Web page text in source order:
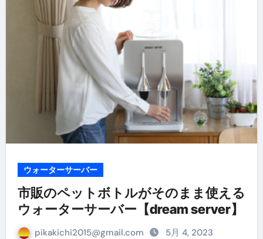
ウォーターサーバー
市販のペットボトルがそのまま使える
ウォーターサーバー【dream server】
pikakichi2015@gmail.com 5月 4, 2023